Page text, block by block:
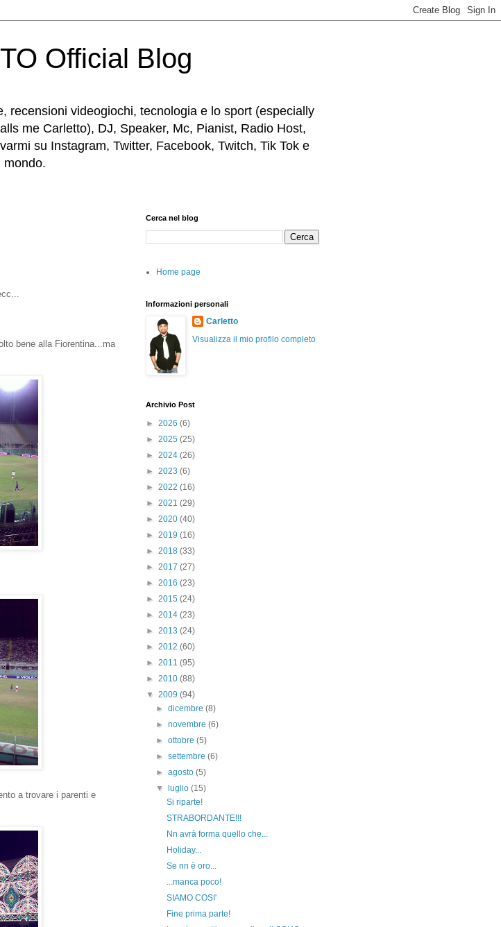
Official Blog
recensioni videogiochi, tecnologia e lo sport (especially
me Carletto), DJ, Speaker, Mc, Pianist, Radio Host,
su Instagram, Twitter, Facebook, Twitch, Tik Tok e
mondo.
bene alla Fiorentina...ma
a trovare i parenti e
Cerca nel blog
Home page
Informazioni personali
Carletto
Visualizza il mio profilo completo
Archivio Post
► 2026 (6)
► 2025 (25)
► 2024 (26)
► 2023 (6)
► 2022 (16)
► 2021 (29)
► 2020 (40)
► 2019 (16)
► 2018 (33)
► 2017 (27)
► 2016 (23)
► 2015 (24)
► 2014 (23)
► 2013 (24)
► 2012 (60)
► 2011 (95)
► 2010 (88)
▼ 2009 (94)
►dicembre(8)
►novembre(6)
►ottobre(5)
►settembre(6)
►agosto(5)
▼
luglio(15)
Si riparte!
STRABORDANTE!!!
Nn avrà forma quello che...
Holiday...
Se nn è oro...
...manca poco!
SIAMO COSI'
Fine prima parte!